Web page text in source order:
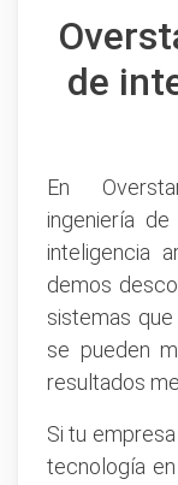
de
En
ingeniería
inteligencia
demos
sistemas
se pueden
resultados
Si tu
tecnología